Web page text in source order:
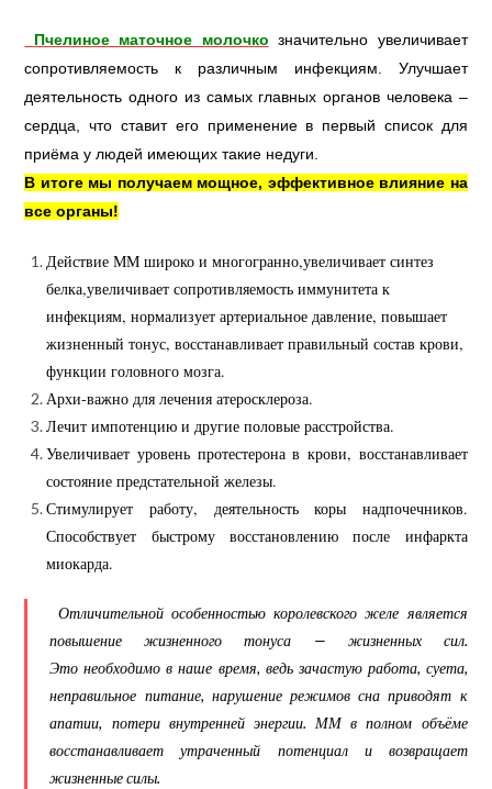
Пчелиное маточное молочко значительно увеличивает
сопротивляемость к различным инфекциям. Улучшает
деятельность одного из самых главных органов человека –
сердца, что ставит его применение в первый список для
приёма у людей имеющих такие недуги.
В итоге мы получаем мощное, эффективное влияние на
все органы!
Действие ММ широко и многогранно,увеличивает синтез
белка,увеличивает сопротивляемость иммунитета к
инфекциям, нормализует артериальное давление, повышает
жизненный тонус, восстанавливает правильный состав крови,
функции головного мозга.
Архи-важно для лечения атеросклероза.
Лечит импотенцию и другие половые расстройства.
Увеличивает уровень протестерона в крови, восстанавливает
состояние предстательной железы.
Стимулирует работу, деятельность коры надпочечников.
Способствует быстрому восстановлению после инфаркта
миокарда.
Отличительной особенностью королевского желе является
повышение жизненного тонуса — жизненных сил.
Это необходимо в наше время, ведь зачастую работа, суета,
неправильное питание, нарушение режимов сна приводят к
апатии, потери внутренней энергии.ММ в полном объёме
восстанавливает утраченный потенциал и возвращает
жизненные силы.